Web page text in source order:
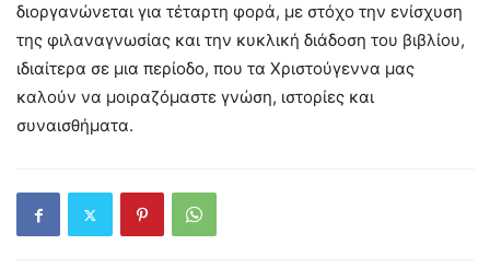
διοργανώνεται για τέταρτη φορά, με στόχο την ενίσχυση
της φιλαναγνωσίας και την κυκλική διάδοση του βιβλίου,
ιδιαίτερα σε μια περίοδο, που τα Χριστούγεννα μας
καλούν να μοιραζόμαστε γνώση, ιστορίες και
συναισθήματα.